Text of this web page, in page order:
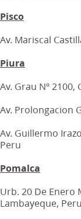
Pisco
Av. Mariscal
Piura
Av. Grau Nº
Av. Prolongacion
Av. Guillermo
Peru
Pomalca
Urb. 20 De Enero
Lambayeque, Peru